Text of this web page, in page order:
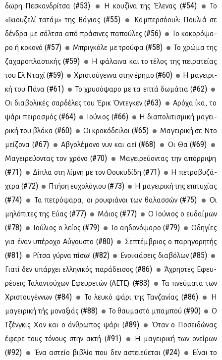
δω­ρη Πε­σκαν­δρί­τσα (#53) Η κου­ζί­να της Έλε­νας (#54)
Το
«Γκιου­ζε­λί τα­τάμ» της Βά­γιας (#55)
Κα­μπερ­σό­ουλ: Που­λιά σε
δέν­δρα με σάλ­τσα από πρά­σι­νες πα­πού­λες (#56)
Το κο­κο­ρό­ψα­
ρο ή κο­κο­νό (#57) Μπρι­γκό­λε με τρού­φα (#58)
Το χρώ­μα της
ζα­χα­ρο­πλα­στι­κής (#59)
Η φά­λαι­να και το τέ­λος της πει­ρα­τεί­ας
του Ελ Ντα­χί (#59) Χρι­στού­γεν­να στην έρη­μο (#60)
Η μα­γει­ρι­
κή του Πά­να (#61) Το χρυ­σό­ψα­ρο με τα επτά δω­μά­τια (#62)
Οι δια­βο­λι­κές σαρ­δέ­λες του Έρικ Όντε­γκεν (#63)
Αρό­χα ίκα, το
ψά­ρι πει­ρα­σμός (#64) Ιού­νιος (#66)
Η δια­πο­λι­τι­σμι­κή μα­γει­
ρι­κή του βλά­κα (#60) Οι κρο­κό­δει­λοι (#65)
Μα­γει­ρι­κή σε Ντο
μεί­ζο­να (#67) Αβγο­λέ­μο­νο νυν και αεί (#68) Οι Θα (#69)
Μα­γει­ρεύ­ο­ντας τον χρό­νο (#70)
Μα­γει­ρεύ­ο­ντας την απόρ­ρι­ψη
(#71) Δί­πλα στη λί­μνη με τον Θου­κυ­δί­δη (#71)
Η πε­τρο­βυ­ζά­
χτρα (#72) Πτή­ση ευ­χο­λό­γιου (#73)
Η μα­γει­ρι­κή της επι­τυ­χί­ας
(#74) Τα πε­τρό­ψα­ρα, οι ρου­φιά­νοι των θα­λασ­σών (#75)
Οι
μη­λό­πι­τες της Εύ­ας (#77) Μάιος (#77)
Ο Ιού­νιος ο ευ­δαί­μων
(#78) Ιού­λιος ο λεί­ος (#79) Το αη­δο­νό­ψα­ρο (#79)
Οδη­γί­ες
για έναν υπέ­ρο­χο Αύ­γου­στο (#80)
Σε­πτέμ­βριος ο πα­ρη­γο­ρη­τής
(#81) Ρί­τσα γύρ­να πί­σω! (#82) Ενοι­κιά­σεις δια­βό­λων (#85)
Για­τί δεν υπάρ­χει ελ­λη­νι­κός πα­ρά­δει­σος (#86)
Άχρη­στες Εφευ­
ρέ­σεις Τα­λα­ντού­χων Εφευ­ρε­τών (ΑΕ­ΤΕ) (#83)
Τα πνεύ­μα­τα των
Χρι­στου­γέν­νων (#84) Το λευ­κό ψά­ρι της Ταν­ζα­νί­ας (#86)
Η
μα­γει­ρι­κή τής μο­να­ξιάς (#88) Το θαυ­μα­στό μπα­μπού (#90)
Ο
Τζέν­γκις Χαν και ο άν­θρω­πος ψά­ρι (#89)
Όταν ο Πο­σει­δώ­νας
έφε­ρε τους τό­νους στην ακτή (#91)
Η μα­γει­ρι­κή των ονεί­ρων
(#92) Ένα αστείο βι­βλίο που δεν αστειεύ­ε­ται (#24)
Εί­ναι το